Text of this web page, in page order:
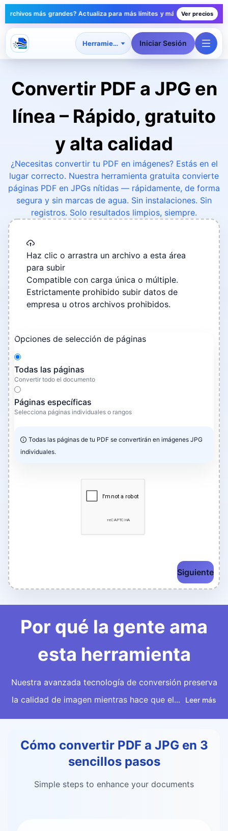
más grandes? Actualiza para más límites y más conversiones diarias
Ver precios
Herramientas Iniciar Sesión
Convertir PDF a JPG en
línea – Rápido, gratuito
y alta calidad
¿Necesitas convertir tu PDF en imágenes? Estás en el
lugar correcto. Nuestra herramienta gratuita convierte
páginas PDF en JPGs nítidas — rápidamente, de forma
segura y sin marcas de agua. Sin instalaciones. Sin
registros. Solo resultados limpios, siempre.
Haz clic o arrastra un archivo a esta área
para subir
Compatible con carga única o múltiple.
Estrictamente prohibido subir datos de
empresa u otros archivos prohibidos.
Opciones de selección de páginas
Todas las páginas
Convertir todo el documento
Páginas específicas
Selecciona páginas individuales o rangos
Todas las páginas de tu PDF se convertirán en imágenes JPG
individuales.
Siguiente
Por qué la gente ama
esta herramienta
Nuestra avanzada tecnología de conversión preserva
la calidad de imagen mientras hace que el...
Leer más
Cómo convertir PDF a JPG en 3
sencillos pasos
Simple steps to enhance your documents